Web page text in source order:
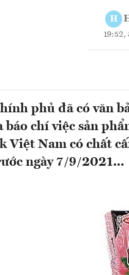
H
19:52,
phủ đã có văn
báo chí việc sản
Việt Nam có chất
ngày 7/9/2021...